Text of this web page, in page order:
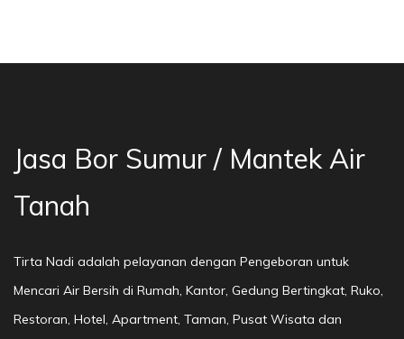
Jasa Bor Sumur / Mantek Air
Tanah
Tirta Nadi adalah pelayanan dengan Pengeboran untuk
Mencari Air Bersih di Rumah, Kantor, Gedung Bertingkat, Ruko,
Restoran, Hotel, Apartment, Taman, Pusat Wisata dan